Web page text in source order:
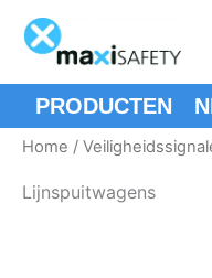
naar
inhoudPRODUCTEN
Home /
Lijnspuitwagens